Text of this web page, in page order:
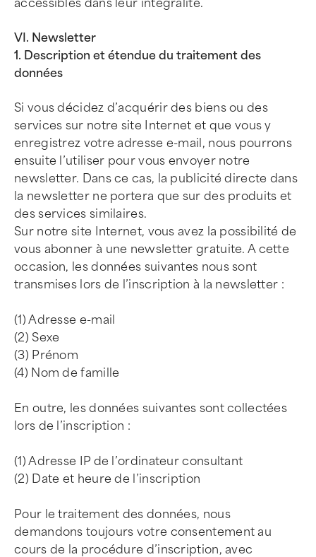
accessibles dans leur intégralité.
VI. Newsletter
1. Description et étendue du traitement des
données
Si vous décidez d’acquérir des biens ou des
services sur notre site Internet et que vous y
enregistrez votre adresse e-mail, nous pourrons
ensuite l’utiliser pour vous envoyer notre
newsletter. Dans ce cas, la publicité directe dans
la newsletter ne portera que sur des produits et
des services similaires.
Sur notre site Internet, vous avez la possibilité de
vous abonner à une newsletter gratuite. A cette
occasion, les données suivantes nous sont
transmises lors de l’inscription à la newsletter :
(1) Adresse e-mail
(2) Sexe
(3) Prénom
(4) Nom de famille
En outre, les données suivantes sont collectées
lors de l’inscription :
(1) Adresse IP de l’ordinateur consultant
(2) Date et heure de l’inscription
Pour le traitement des données, nous
demandons toujours votre consentement au
cours de la procédure d’inscription, avec